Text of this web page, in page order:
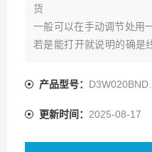
货
一般可以在手动调节处用
若是能打开就说明的确是
清洗正确应该用CCL4,
产品型号： D3W020BNDW42
更新时间： 2025-08-17